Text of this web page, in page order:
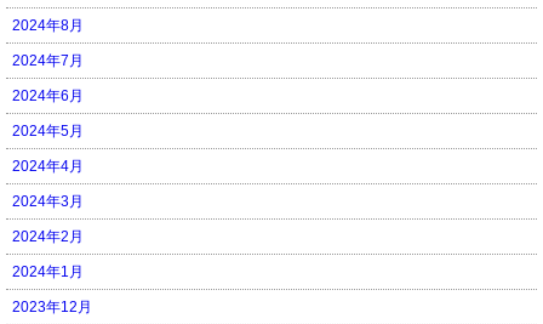
2024年8月
2024年7月
2024年6月
2024年5月
2024年4月
2024年3月
2024年2月
2024年1月
2023年12月